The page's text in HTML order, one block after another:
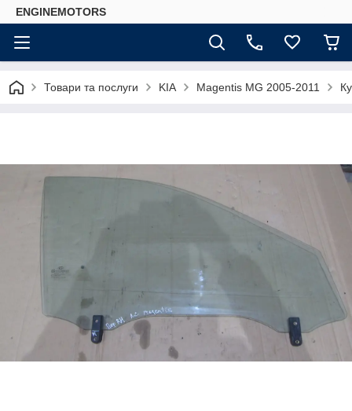
ENGINEMOTORS
Товари та послуги KIA Magentis MG 2005-2011